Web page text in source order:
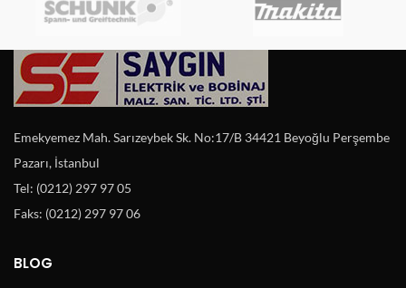
Emekyemez Mah. Sarızeybek Sk. No:17/B 34421 Beyoğlu Perşembe
Pazarı, İstanbul
Tel: (0212) 297 97 05
Faks: (0212) 297 97 06
BLOG